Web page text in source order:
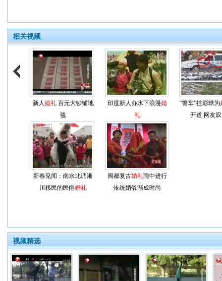
相关视频
新人婚礼百元大钞铺地
毯
印度新人办水下浪漫婚
礼
“警车”挂彩球为
开道 网友
新春见闻：南水北调淅
川移民的民俗婚礼
闽都复古婚礼雨中进行
传统婚俗渐成时尚
视频精选